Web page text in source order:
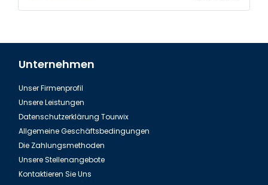
Unternehmen
Unser Firmenprofil
Unsere Leistungen
Datenschutzerklärung Tourwix
Allgemeine Geschäftsbedingungen
Die Zahlungsmethoden
Unsere Stellenangebote
Kontaktieren Sie Uns